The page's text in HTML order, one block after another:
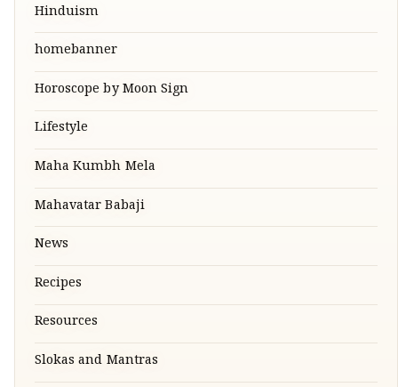
Hinduism
homebanner
Horoscope by Moon Sign
Lifestyle
Maha Kumbh Mela
Mahavatar Babaji
News
Recipes
Resources
Slokas and Mantras